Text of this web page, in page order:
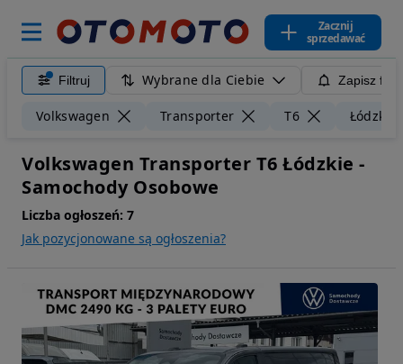
Zacznij
sprzedawać
Filtruj Wybrane dla Ciebie Zapisz
Volkswagen Transporter T6 Łódzkie
Volkswagen Transporter T6 Łódzkie -
Samochody Osobowe
Liczba ogłoszeń: 7
Jak pozycjonowane są ogłoszenia?